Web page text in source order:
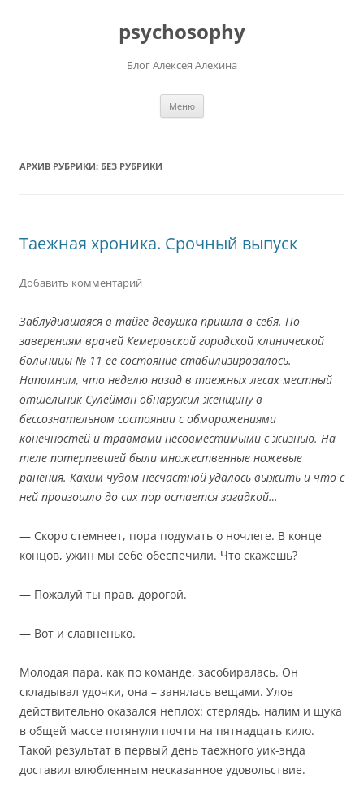
psychosophy
Блог Алексея Алехина
Меню
АРХИВ РУБРИКИ: БЕЗ РУБРИКИ
Таежная хроника. Срочный выпуск
Добавить комментарий
Заблудившаяся в тайге девушка пришла в себя. По
заверениям врачей Кемеровской городской клинической
больницы № 11 ее состояние стабилизировалось.
Напомним, что неделю назад в таежных лесах местный
отшельник Сулейман обнаружил женщину в
бессознательном состоянии с обморожениями
конечностей и травмами несовместимыми с жизнью. На
теле потерпевшей были множественные ножевые
ранения. Каким чудом несчастной удалось выжить и что с
ней произошло до сих пор остается загадкой…
— Скоро стемнеет, пора подумать о ночлеге. В конце
концов, ужин мы себе обеспечили. Что скажешь?
— Пожалуй ты прав, дорогой.
— Вот и славненько.
Молодая пара, как по команде, засобиралась. Он
складывал удочки, она – занялась вещами. Улов
действительно оказался неплох: стерлядь, налим и щука
в общей массе потянули почти на пятнадцать кило.
Такой результат в первый день таежного уик-энда
доставил влюбленным несказанное удовольствие.